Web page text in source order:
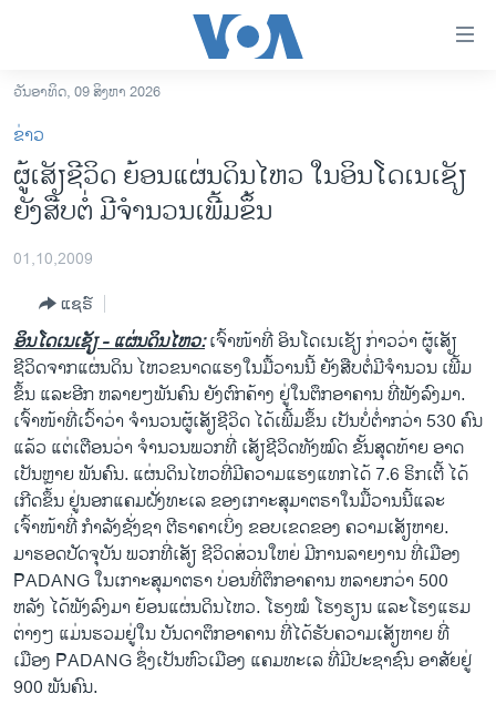
ເຂົ້າ
ຫາ
ຂ້າມ
ຂ້າມ
ຂ້າມ
ຫາ
ລາວ
ອາເມຣິກາ
ຂ່າວ​ຈີນ
ໂລກ
ເອເຊຍ
ອິດສະຫຼະພາບດ້ານການຂ່າວ
ຊີວິດຊາວລາວ
ຊຸມຊົນຊາວລາວ
ວິທະຍາສາດ-ເທັກໂນໂລຈີ
ທຸລະກິດ
ພາສາອັງກິດ
ວີດີໂອ
ສຽງ
ວັນອາທິດ, 09 ສິງຫາ 2026
ຂ່າວ
ຜູ້ເສັຽຊີວິດ ຍ້ອນແຜ່ນດິນໄຫວ ໃນອິນໂດເນເຊັຽ
ຍັງສືບຕໍ່ ມີຈຳນວນເພີ້ມຂຶ້ນ
01,10,2009
ແຊຣ໌
ອິນໂດເນເຊັຽ - ແຜ່ນດິນໄຫວ:ເຈົ້າໜ້າທີ່ ອິນໂດເນເຊັຽ ກ່າວວ່າ ຜູ້ເສັຽ
ຊີວິດຈາກແຜ່ນດິນ ໄຫວຂນາດແຮງໃນມື້ວານນີ້ ຍັງສືບຕໍ່ມີຈຳນວນ ເພີ້ມ
ຂຶ້ນ ແລະອີກ ຫລາຍໆພັນຄົນ ຍັງຕົກຄ້າງ ຢູ່ໃນຕຶກອາຄານ ທີ່ພັງລົງມາ.
ເຈົ້າໜ້າທີ່ເວົ້າວ່າ ຈຳນວນຜູ້ເສັຽຊີວິດ ໄດ້ເພີ້ມຂຶ້ນ ເປັນບໍ່ຕ່ຳກວ່າ 530 ຄົນ
ແລ້ວ ແຕ່ເຕືອນວ່າ ຈຳນວນພວກທີ່ ເສັຽຊີວິດທັງໝົດ ຂັ້ນສຸດທ້າຍ ອາດ
ເປັນຫຼາຍ ພັນຄົນ. ແຜ່ນດິນໄຫວທີ່ມີຄວາມແຮງແທກໄດ້ 7.6 ຣິກເຕີ້ ໄດ້
ເກີດຂຶ້ນ ຢູ່ນອກແຄມຝັ່ງທະເລ ຂອງເກາະສຸມາຕຣາໃນມື້ວານນີ້ແລະ
ເຈົ້າໜ້າທີ່ ກຳລັງຊັ່ງຊາ ຕີຣາຄາເບິ່ງ ຂອບເຂດຂອງ ຄວາມເສັຽຫາຍ.
ມາຮອດປັດຈຸບັນ ພວກທີ່ເສັຽ ຊີວິດສ່ວນໃຫຍ່ ມີການລາຍງານ ທີ່ເມືອງ
PADANG ໃນເກາະສຸມາຕຣາ ບ່ອນທີ່ຕຶກອາຄານ ຫລາຍກວ່າ 500
ຫລັງ ໄດ້ພັງລົງມາ ຍ້ອນແຜ່ນດິນໄຫວ. ໂຮງໝໍ ໂຮງຮຽນ ແລະໂຮງແຮມ
ຕ່າງໆ ແມ່ນຮວມຢູ່ໃນ ບັນດາຕຶກອາຄານ ທີ່ໄດ້ຮັບຄວາມເສັຽຫາຍ ທີ່
ເມືອງ PADANG ຊຶ່ງເປັນຫົວເມືອງ ແຄມທະເລ ທີ່ມີປະຊາຊົນ ອາສັຍຢູ່
900 ພັນຄົນ.